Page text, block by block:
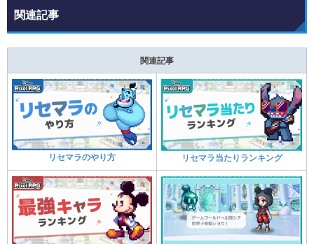
関連記事
関連記事
リセマラのやり方 リセマラ当たりランキング